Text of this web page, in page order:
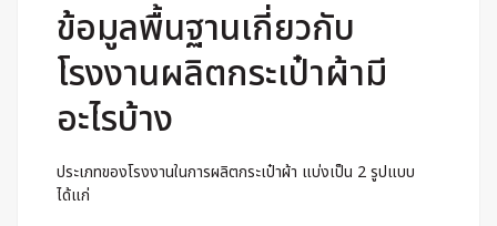
ข้อมูลพื้นฐานเกี่ยวกับ
โรงงานผลิตกระเป๋าผ้ามี
อะไรบ้าง
ประเภทของโรงงานในการผลิตกระเป๋าผ้า แบ่งเป็น 2 รูปแบบ
ได้แก่